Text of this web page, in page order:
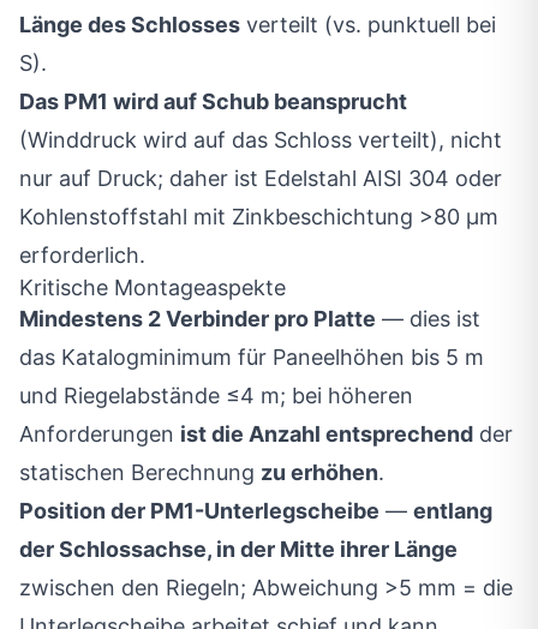
Länge des Schlosses verteilt (vs. punktuell bei
S).
Das PM1 wird auf Schub beansprucht
(Winddruck wird auf das Schloss verteilt), nicht
nur auf Druck; daher ist Edelstahl AISI 304 oder
Kohlenstoffstahl mit Zinkbeschichtung >80 μm
erforderlich.
Kritische Montageaspekte
Mindestens 2 Verbinder pro Platte — dies ist
das Katalogminimum für Paneelhöhen bis 5 m
und Riegelabstände ≤4 m; bei höheren
Anforderungen ist die Anzahl entsprechend der
statischen Berechnung zu erhöhen.
Position der PM1-Unterlegscheibe — entlang
der Schlossachse, in der Mitte ihrer Länge
zwischen den Riegeln; Abweichung >5 mm = die